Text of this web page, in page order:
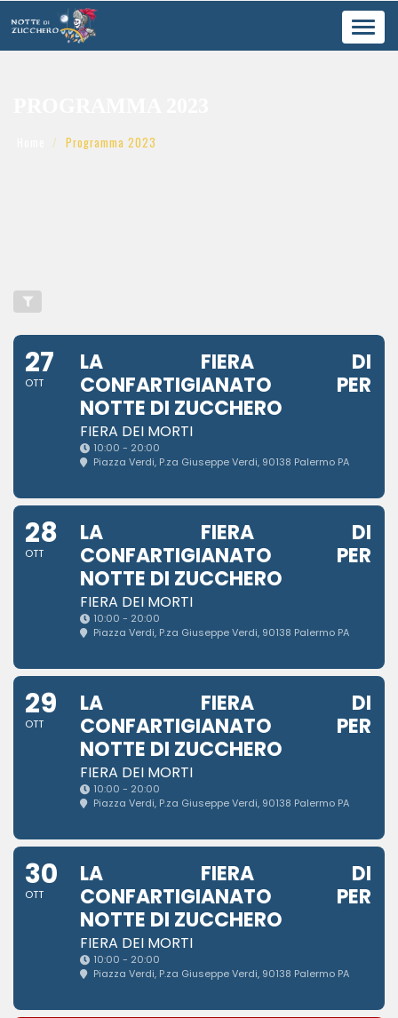
Programma 2023
27
OTT
LA FIERA DI
CONFARTIGIANATO PER
NOTTE DI ZUCCHERO
FIERA DEI MORTI
10:00 - 20:00
Piazza Verdi, P.za Giuseppe Verdi, 90138 Palermo PA
28
OTT
LA FIERA DI
CONFARTIGIANATO PER
NOTTE DI ZUCCHERO
FIERA DEI MORTI
10:00 - 20:00
Piazza Verdi, P.za Giuseppe Verdi, 90138 Palermo PA
29
OTT
LA FIERA DI
CONFARTIGIANATO PER
NOTTE DI ZUCCHERO
FIERA DEI MORTI
10:00 - 20:00
Piazza Verdi, P.za Giuseppe Verdi, 90138 Palermo PA
30
OTT
LA FIERA DI
CONFARTIGIANATO PER
NOTTE DI ZUCCHERO
FIERA DEI MORTI
10:00 - 20:00
Piazza Verdi, P.za Giuseppe Verdi, 90138 Palermo PA